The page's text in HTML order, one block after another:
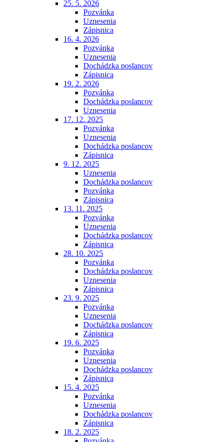
25. 5. 2026
Pozvánka
Uznesenia
Zápisnica
16. 4. 2026
Pozvánka
Uznesenia
Dochádzka poslancov
Zápisnica
19. 2. 2026
Pozvánka
Dochádzka poslancov
Uznesenia
17. 12. 2025
Pozvánka
Uznesenia
Dochádzka poslancov
Zápisnica
9. 12. 2025
Uznesenia
Dochádzka poslancov
Pozvánka
Zápisnica
13. 11. 2025
Pozvánka
Uznesenia
Dochádzka poslancov
Zápisnica
28. 10. 2025
Pozvánka
Dochádzka poslancov
Uznesenia
Zápisnica
23. 9. 2025
Pozvánka
Uznesenia
Dochádzka poslancov
Zápisnica
19. 6. 2025
Pozvánka
Uznesenia
Dochádzka poslancov
Zápisnica
15. 4. 2025
Pozvánka
Uznesenia
Dochádzka poslancov
Zápisnica
18. 2. 2025